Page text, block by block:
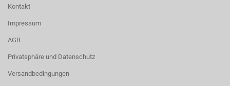
Kontakt
Impressum
AGB
Privatsphäre und Datenschutz
Versandbedingungen